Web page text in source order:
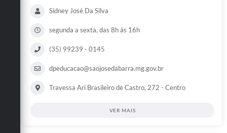
Sidney José Da Silva
segunda a sexta, das 8h às 16h
(35) 99239 - 0145
dpeducacao@saojosedabarra.mg.gov.br
Travessa Ari Brasileiro de Castro, 272 - Centro
VER MAIS